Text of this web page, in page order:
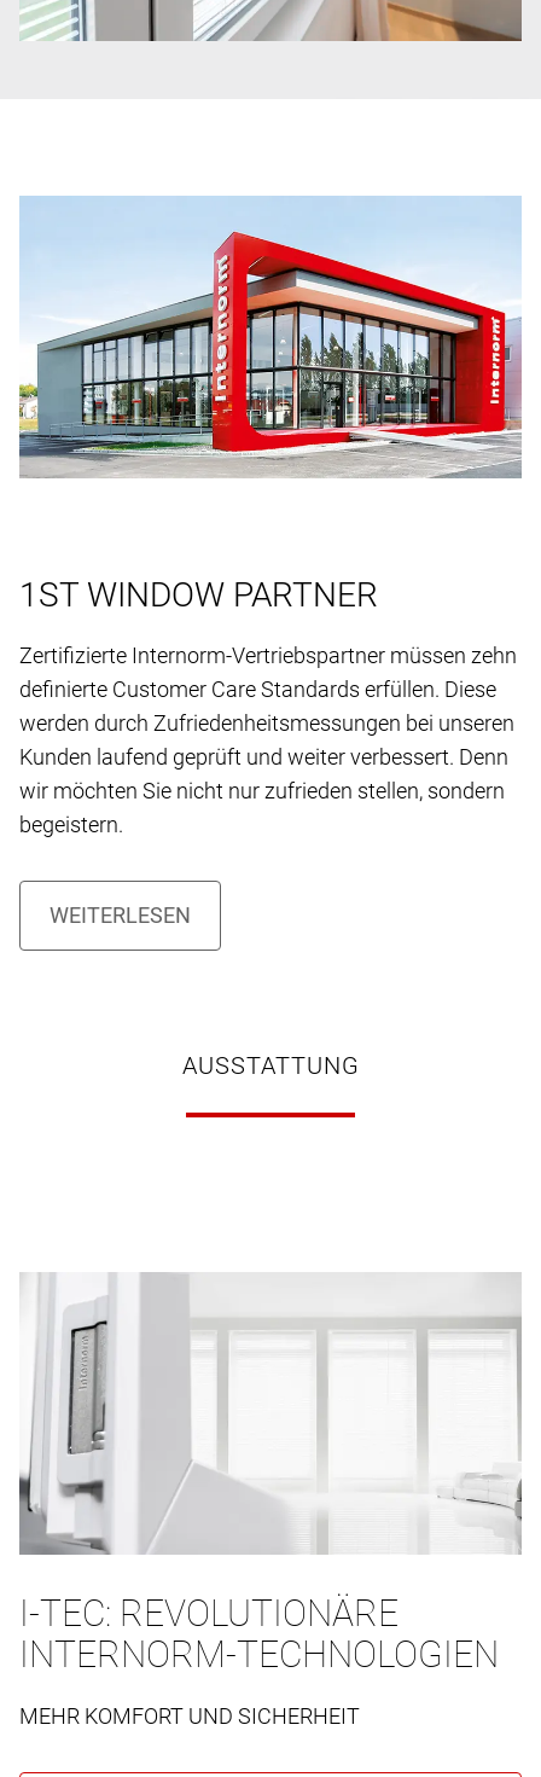
1ST WINDOW PARTNER
Zertifizierte Internorm-Vertriebspartner müssen zehn
definierte Customer Care Standards erfüllen. Diese
werden durch Zufriedenheitsmessungen bei unseren
Kunden laufend geprüft und weiter verbessert. Denn
wir möchten Sie nicht nur zufrieden stellen, sondern
begeistern.
AUSSTATTUNG
I-TEC: REVOLUTIONÄRE
INTERNORM-TECHNOLOGIEN
MEHR KOMFORT UND SICHERHEIT